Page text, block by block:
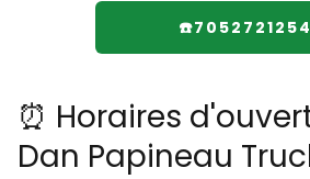
☎️7052721254
⏰ Horaires
Dan Papineau